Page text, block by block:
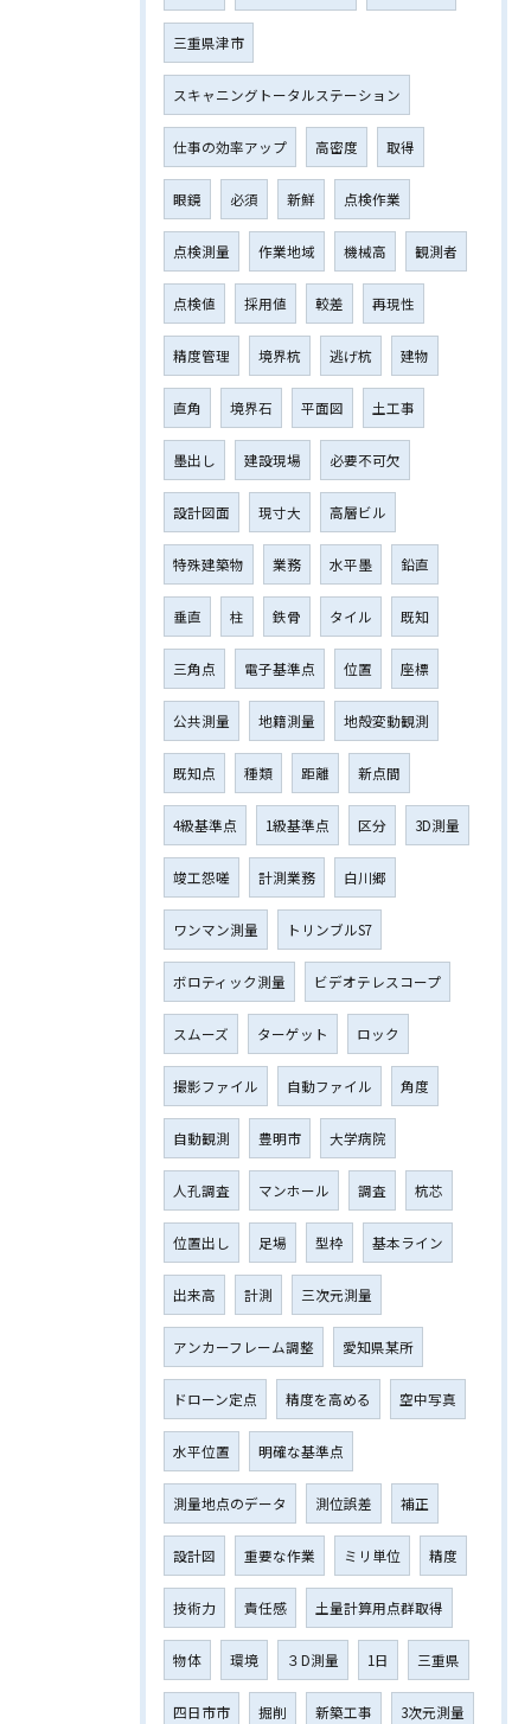
三重県津市
スキャニングトータルステーション
仕事の効率アップ 高密度 取得
眼鏡 必須 新鮮 点検作業
点検測量 作業地域 機械高 観測者
点検値 採用値 較差 再現性
精度管理 境界杭 逃げ杭 建物
直角 境界石 平面図 土工事
墨出し 建設現場 必要不可欠
設計図面 現寸大 高層ビル
特殊建築物 業務 水平墨 鉛直
垂直 柱 鉄骨 タイル 既知
三角点 電子基準点 位置 座標
公共測量 地籍測量 地殻変動観測
既知点 種類 距離 新点間
4級基準点 1級基準点 区分 3D測量
竣工怨嗟 計測業務 白川郷
ワンマン測量 トリンブルS7
ボロティック測量 ビデオテレスコープ
スムーズ ターゲット ロック
撮影ファイル 自動ファイル 角度
自動観測 豊明市 大学病院
人孔調査 マンホール 調査 杭芯
位置出し 足場 型枠 基本ライン
出来高 計測 三次元測量
アンカーフレーム調整 愛知県某所
ドローン定点 精度を高める 空中写真
水平位置 明確な基準点
測量地点のデータ 測位誤差 補正
設計図 重要な作業 ミリ単位 精度
技術力 責任感 土量計算用点群取得
物体 環境 ３D測量 1日 三重県
四日市市 掘削 新築工事 3次元測量